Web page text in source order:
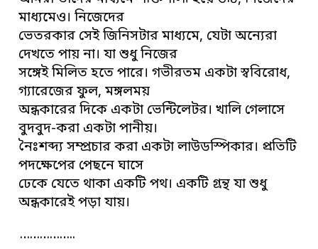
মাধ্যমেও। নিজেদের
ভেতরকার সেই জিনিসটার মাধ্যমে, যেটা অন্যেরা
দেখতে পায় না। যা শুধু নিজের
সঙ্গেই মিলিত হতে পারে। গভীরতম একটা স্ববিরোধ,
গ্যারেজের ফুল, মঙ্গলময়
অন্ধকারের দিকে একটা ভেন্টিলেটর। খালি গেলাসে
বুদবুদ-করা একটা পানীয়।
নৈঃশব্দ্য সম্প্রচার করা একটা লাউডস্পিকার। প্রতিটি
পদক্ষেপের পেছনে ঘাসে
ঢেকে যেতে থাকা একটি পথ। একটি গ্রন্থ যা শুধু
অন্ধকারেই পড়া যায়।
……………..